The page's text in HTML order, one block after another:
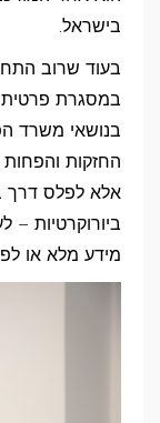
בישראל.
בעוד שרוב
במסגרת פרטית
בנושאי משרד
החזקות והפחות
אלא לפלס דרך
ביורוקרטיות –
מידע מלא או